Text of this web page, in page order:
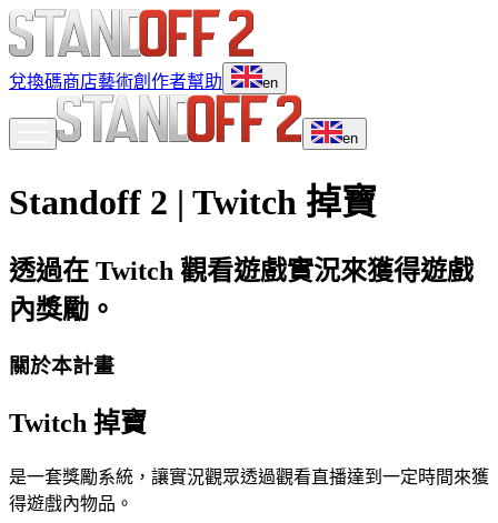
兌換碼商店藝術創作者幫助 en
en
Standoff 2 | Twitch 掉寶
透過在 Twitch 觀看遊戲實況來獲得遊戲
內獎勵。
關於本計畫
Twitch 掉寶
是一套獎勵系統，讓實況觀眾透過觀看直播達到一定時間來獲
得遊戲內物品。